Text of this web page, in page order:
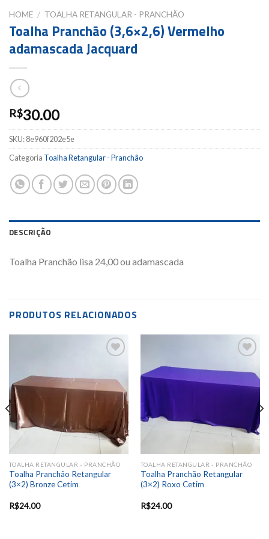
HOME / TOALHA RETANGULAR - PRANCHÃO
Toalha Pranchão (3,6×2,6) Vermelho
adamascada Jacquard
R$30.00
SKU:8e960f202e5e
Categoria Toalha Retangular - Pranchão
DESCRIÇÃO
Toalha Pranchão lisa 24,00 ou adamascada
PRODUTOS RELACIONADOS
TOALHA RETANGULAR - PRANCHÃO
Toalha Pranchão Retangular
(3×2) Bronze Cetim
R$24.00
wishlist
TOALHA RETANGULAR - PRANCHÃO
Toalha Pranchão Retangular
(3×2) Roxo Cetim
R$24.00